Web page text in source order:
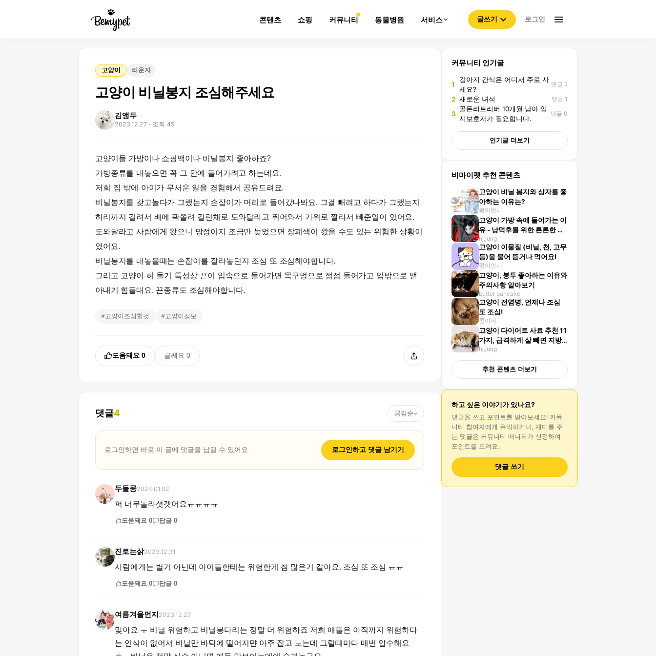
콘텐츠 쇼핑 커뮤니티 동물병원 서비스 글쓰기 로그인
고양이 라운지
고양이 비닐봉지 조심해주세요
김앵두
2023.12.27 · 조회 45
고양이들 가방이나 쇼핑백이나 비닐봉지 좋아하죠?
가방종류를 내놓으면 꼭 그 안에 들어가려고 하는데요.
저희 집 밖에 아이가 무서운 일을 경험해서 공유드려요.
비닐봉지를 갖고놀다가 그랬는지 손잡이가 머리로 들어갔나봐요. 그걸 빼려고 하다가 그랬는지
허리까지 걸려서 배에 꽉쫄려 걸린채로 도와달라고 뛰어와서 가위로 짤라서 빼준일이 있어요.
도와달라고 사람에게 왔으니 망정이지 조금만 늦었으면 장폐색이 왔을 수도 있는 위험한 상황이
었어요.
비닐봉지를 내놓을때는 손잡이를 잘라놓던지 조심 또 조심해야합니다.
그리고 고양이 혀 돌기 특성상 끈이 입속으로 들어가면 목구멍으로 점점 들어가고 입밖으로 뱉
아내기 힘들대요. 끈종류도 조심해야합니다.
#고양이조심할것 #고양이정보
도움돼요 0 글쎄요 0
댓글4 공감순
로그인하면 바로 이 글에 댓글을 남길 수 있어요 로그인하고 댓글 남기기
두둘콩2024.01.02
헉 너무놀라셧겟어요ㅠㅠㅠㅠ
도움돼요 0 답글 0
진로는삵2023.12.31
사람에게는 별거 아닌데 아이들한테는 위험한게 참 많은거 같아요. 조심 또 조심 ㅠㅠ
도움돼요 0 답글 0
여름겨울먼지 2023.12.27
맞아요 ㅜ 비닐 위험하고 비닐봉다리는 정말 더 위험하죠 저희 애들은 아직까지 위험하다
는 인식이 없어서 비닐만 바닥에 떨어지먄 아주 잡고 노는데 그럴때마다 매번 압수해요
커뮤니티 인기글
1
강아지 간식은 어디서 주로 사
세요?
댓글 2
2 새로운 녀석 댓글 1
3
골든리트리버 10개월 남아 임
시보호자가 필요합니다.
댓글 0
인기글 더보기
비마이펫 추천 콘텐츠
고양이 비닐 봉지와 상자를 좋
아하는 이유는?
몽이언니
고양이 가방 속에 들어가는 이
유 - 냥덕후를 위한 튼튼한 가
방 추천 5가지
hj.jung
고양이 이물질 (비닐, 천, 고무
등)을 물어 뜯거나 먹어요!
몽이언니
고양이, 봉투 좋아하는 이유와
주의사항 알아보기
butter pancake
고양이 전염병, 언제나 조심
또 조심!
콩이네
고양이 다이어트 사료 추천 11
가지, 급격하게 살 빼면 지방
간 올 수 있어
hj.jung
추천 콘텐츠 더보기
하고 싶은 이야기가 있나요?
댓글을 쓰고 포인트를 받아보세요! 커뮤
니티 참여자에게 유익하거나, 재미를 주
는 댓글은 커뮤니티 매니저가 선정하여
포인트를 드려요.
댓글 쓰기